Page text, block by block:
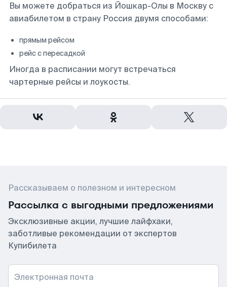
Вы можете добраться из Йошкар-Олы в Москву с
авиабилетом в страну Россия двумя способами:
прямым рейсом
рейс с пересадкой
Иногда в расписании могут встречаться
чартерные рейсы и лоукосты.
Рассказываем о полезном и интересном
Рассылка с выгодными предложениями
Эксклюзивные акции, лучшие лайфхаки,
заботливые рекомендации от экспертов
Купибилета
Электронная почта